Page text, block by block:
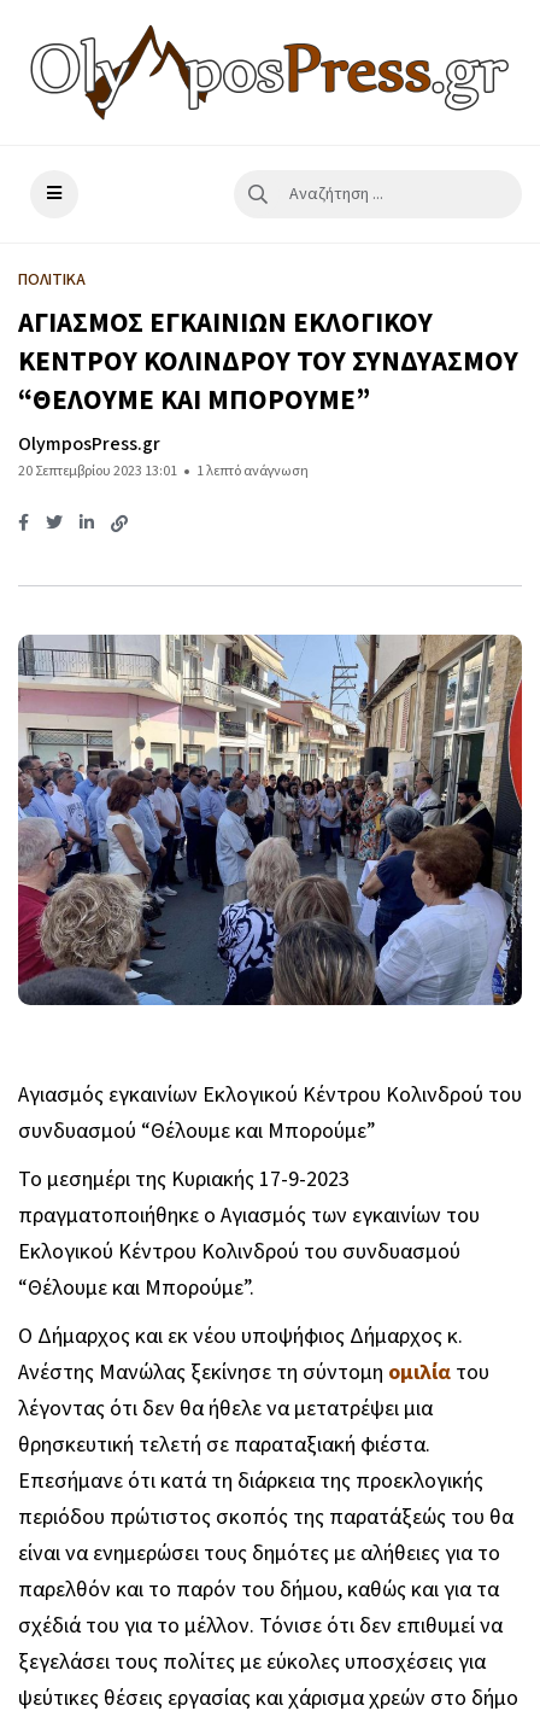
ΠΟΛΙΤΙΚΑ
ΑΓΙΑΣΜΟΣ ΕΓΚΑΙΝΙΩΝ ΕΚΛΟΓΙΚΟΥ
ΚΕΝΤΡΟΥ ΚΟΛΙΝΔΡΟΥ ΤΟΥ ΣΥΝΔΥΑΣΜΟΥ
“ΘΕΛΟΥΜΕ ΚΑΙ ΜΠΟΡΟΥΜΕ”
OlymposPress.gr
20 Σεπτεμβρίου 2023 13:01 1 λεπτό ανάγνωση
Αγιασμός εγκαινίων Εκλογικού Κέντρου Κολινδρού του
συνδυασμού “Θέλουμε και Μπορούμε”
Το μεσημέρι της Κυριακής 17-9-2023
πραγματοποιήθηκε ο Αγιασμός των εγκαινίων του
Εκλογικού Κέντρου Κολινδρού του συνδυασμού
“Θέλουμε και Μπορούμε”.
Ο Δήμαρχος και εκ νέου υποψήφιος Δήμαρχος κ.
Ανέστης Μανώλας ξεκίνησε τη σύντομη ομιλία του
λέγοντας ότι δεν θα ήθελε να μετατρέψει μια
θρησκευτική τελετή σε παραταξιακή φιέστα.
Επεσήμανε ότι κατά τη διάρκεια της προεκλογικής
περιόδου πρώτιστος σκοπός της παρατάξεώς του θα
είναι να ενημερώσει τους δημότες με αλήθειες για το
παρελθόν και το παρόν του δήμου, καθώς και για τα
σχέδιά του για το μέλλον. Τόνισε ότι δεν επιθυμεί να
ξεγελάσει τους πολίτες με εύκολες υποσχέσεις για
ψεύτικες θέσεις εργασίας και χάρισμα χρεών στο δήμο